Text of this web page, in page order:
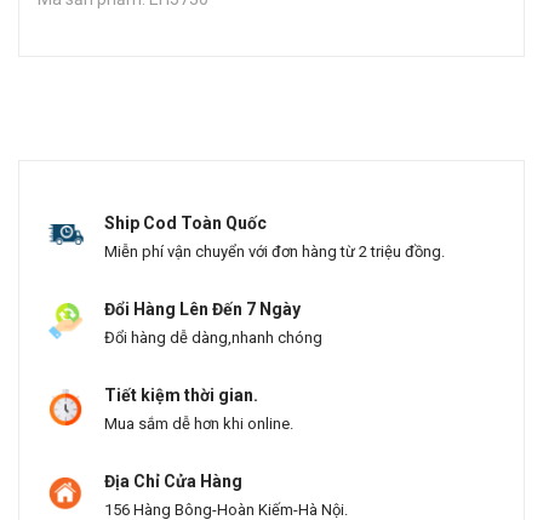
Ship Cod Toàn Quốc
Miễn phí vận chuyển với đơn hàng từ 2 triệu đồng.
Đổi Hàng Lên Đến 7 Ngày
Đổi hàng dễ dàng,nhanh chóng
Tiết kiệm thời gian.
Mua sắm dễ hơn khi online.
Địa Chỉ Cửa Hàng
156 Hàng Bông-Hoàn Kiếm-Hà Nội.